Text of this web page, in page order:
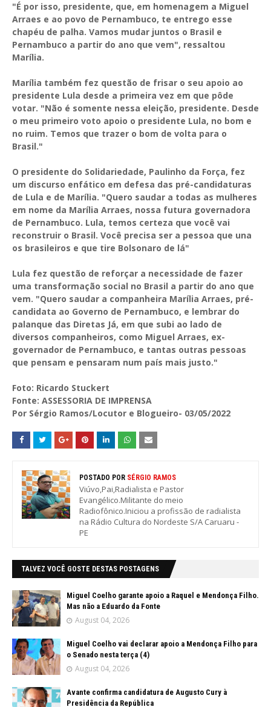
"É por isso, presidente, que, em homenagem a Miguel
Arraes e ao povo de Pernambuco, te entrego esse
chapéu de palha. Vamos mudar juntos o Brasil e
Pernambuco a partir do ano que vem", ressaltou
Marília.
Marília também fez questão de frisar o seu apoio ao
presidente Lula desde a primeira vez em que pôde
votar. "Não é somente nessa eleição, presidente. Desde
o meu primeiro voto apoio o presidente Lula, no bom e
no ruim. Temos que trazer o bom de volta para o
Brasil."
O presidente do Solidariedade, Paulinho da Força, fez
um discurso enfático em defesa das pré-candidaturas
de Lula e de Marília. "Quero saudar a todas as mulheres
em nome da Marília Arraes, nossa futura governadora
de Pernambuco. Lula, temos certeza que você vai
reconstruir o Brasil. Você precisa ser a pessoa que una
os brasileiros e que tire Bolsonaro de lá"
Lula fez questão de reforçar a necessidade de fazer
uma transformação social no Brasil a partir do ano que
vem. "Quero saudar a companheira Marília Arraes, pré-
candidata ao Governo de Pernambuco, e lembrar do
palanque das Diretas Já, em que subi ao lado de
diversos companheiros, como Miguel Arraes, ex-
governador de Pernambuco, e tantas outras pessoas
que pensam e pensaram num país mais justo."
Foto: Ricardo Stuckert
Fonte: ASSESSORIA DE IMPRENSA
Por Sérgio Ramos/Locutor e Blogueiro- 03/05/2022
POSTADO POR SÉRGIO RAMOS
Viúvo,Pai,Radialista e Pastor
Evangélico.Militante do meio
Radiofônico.Iniciou a profissão de radialista
na Rádio Cultura do Nordeste S/A Caruaru -
PE
TALVEZ VOCÊ GOSTE DESTAS POSTAGENS
Miguel Coelho garante apoio a Raquel e Mendonça Filho.
Mas não a Eduardo da Fonte
August 04, 2026
Miguel Coelho vai declarar apoio a Mendonça Filho para
o Senado nesta terça (4)
August 04, 2026
Avante confirma candidatura de Augusto Cury à
Presidência da República